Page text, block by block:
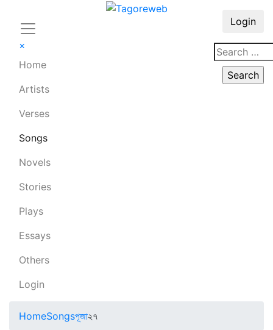
×
Home
Artists
Verses
Songs
Novels
Stories
Plays
Essays
Others
Login
Login
HomeSongsপূজা২৭